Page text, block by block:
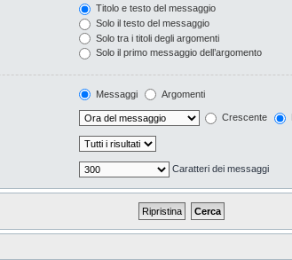
Titolo e testo del messaggio
Solo il testo del messaggio
Solo tra i titoli degli argomenti
Solo il primo messaggio dell’argomento
Messaggi Argomenti
Crescente
Caratteri dei messaggi